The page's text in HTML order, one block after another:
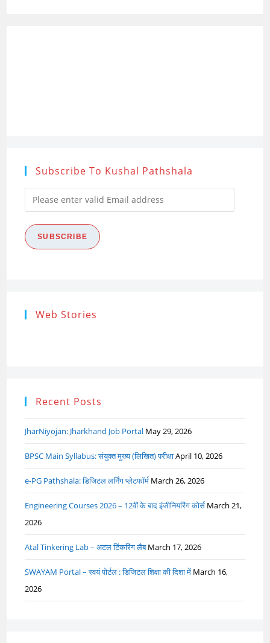
Subscribe To Kushal Pathshala
Please
enter
valid
Email
SUBSCRIBE
Web Stories
Research
Ethics (शोध
Recent Posts
JharNiyojan: Jharkhand Job Portal May 29, 2026
BPSC Main Syllabus: संयुक्त मुख्य (लिखित) परीक्षाApril 10, 2026
e-PG Pathshala: डिजिटल लर्निंग प्लेटफॉर्म March 26, 2026
Engineering Courses 2026 – 12वीं के बाद इंजीनियरिंग कोर्स March 21,
2026
Atal Tinkering Lab – अटल टिंकरिंग लैब March 17, 2026
SWAYAM Portal – स्वयं पोर्टल : डिजिटल शिक्षा की दिशा में March 16,
2026